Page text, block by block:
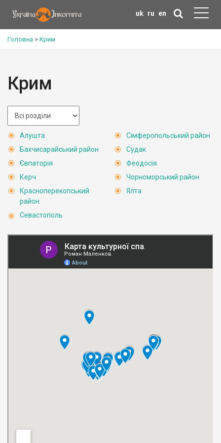
uk ru en
Головна > Крим
Крим
Алушта
Бахчисарайський район
Євпаторія
Керч
Красноперекопський
район
Севастополь
Сімферопольський район
Судак
Феодосія
Чорноморський район
Ялта